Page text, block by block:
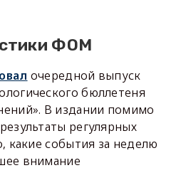
ФОМ
очередной выпуск
бюллетеня
В издании помимо
регулярных
какие события за неделю
внимание